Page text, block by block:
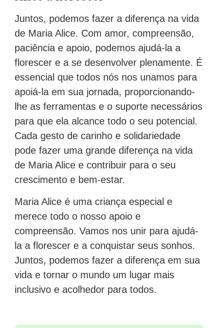
Juntos, podemos fazer a diferença na vida
de Maria Alice. Com amor, compreensão,
paciência e apoio, podemos ajudá-la a
florescer e a se desenvolver plenamente. É
essencial que todos nós nos unamos para
apoiá-la em sua jornada, proporcionando-
lhe as ferramentas e o suporte necessários
para que ela alcance todo o seu potencial.
Cada gesto de carinho e solidariedade
pode fazer uma grande diferença na vida
de Maria Alice e contribuir para o seu
crescimento e bem-estar.
Maria Alice é uma criança especial e
merece todo o nosso apoio e
compreensão. Vamos nos unir para ajudá-
la a florescer e a conquistar seus sonhos.
Juntos, podemos fazer a diferença em sua
vida e tornar o mundo um lugar mais
inclusivo e acolhedor para todos.